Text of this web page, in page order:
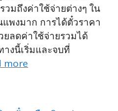
วมถึงค่าใช้จ่ายต่างๆ ใน
พงมาก การได้ตั๋วราคา
ลดค่าใช้จ่ายรวมได้
างนี้เริ่มและจบที่
more